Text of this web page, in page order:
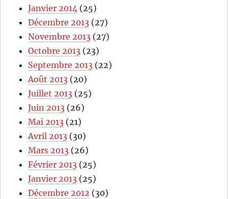
Janvier 2014 (25)
Décembre 2013 (27)
Novembre 2013 (27)
Octobre 2013 (23)
Septembre 2013 (22)
Août 2013 (20)
Juillet 2013 (25)
Juin 2013 (26)
Mai 2013 (21)
Avril 2013 (30)
Mars 2013 (26)
Février 2013 (25)
Janvier 2013 (25)
Décembre 2012 (30)